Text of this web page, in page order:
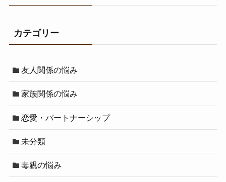
カテゴリー
友人関係の悩み
家族関係の悩み
恋愛・パートナーシップ
未分類
毒親の悩み